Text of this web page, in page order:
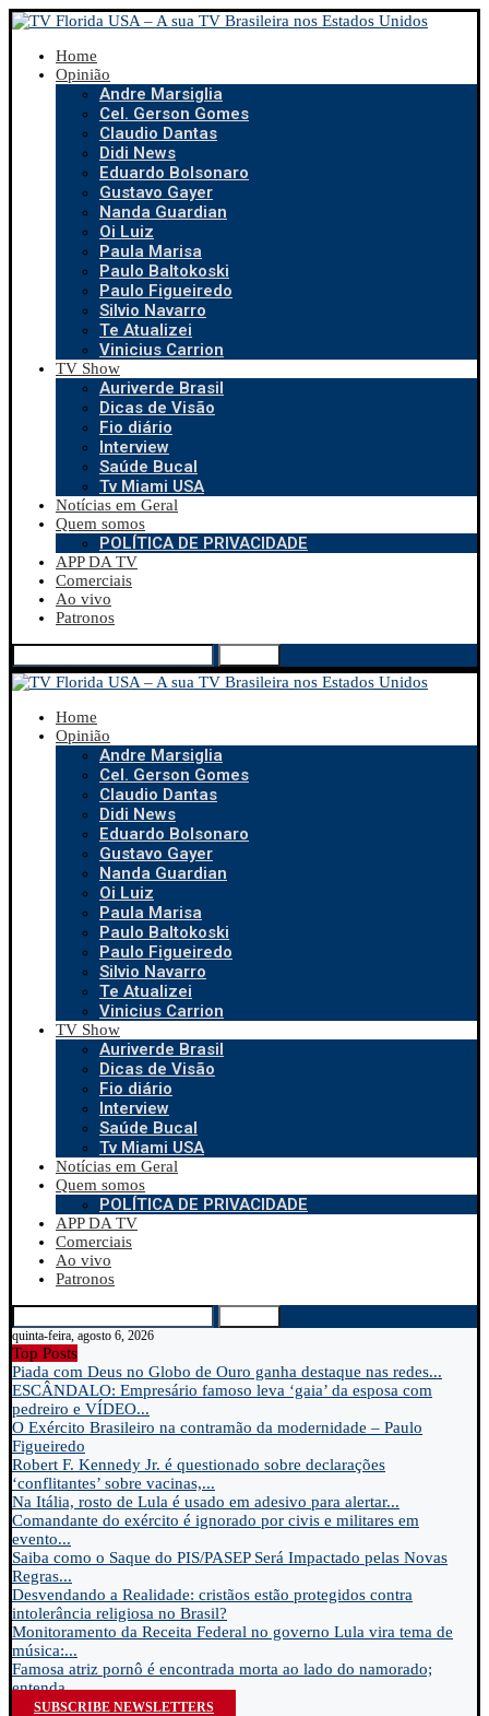
Home
Opinião
Andre Marsiglia
Cel. Gerson Gomes
Claudio Dantas
Didi News
Eduardo Bolsonaro
Gustavo Gayer
Nanda Guardian
Oi Luiz
Paula Marisa
Paulo Baltokoski
Paulo Figueiredo
Silvio Navarro
Te Atualizei
Vinicius Carrion
TV Show
Auriverde Brasil
Dicas de Visão
Fio diário
Interview
Saúde Bucal
Tv Miami USA
Notícias em Geral
Quem somos
POLÍTICA DE PRIVACIDADE
APP DA TV
Comerciais
Ao vivo
Patronos
Home
Opinião
Andre Marsiglia
Cel. Gerson Gomes
Claudio Dantas
Didi News
Eduardo Bolsonaro
Gustavo Gayer
Nanda Guardian
Oi Luiz
Paula Marisa
Paulo Baltokoski
Paulo Figueiredo
Silvio Navarro
Te Atualizei
Vinicius Carrion
TV Show
Auriverde Brasil
Dicas de Visão
Fio diário
Interview
Saúde Bucal
Tv Miami USA
Notícias em Geral
Quem somos
POLÍTICA DE PRIVACIDADE
APP DA TV
Comerciais
Ao vivo
Patronos
quinta-feira, agosto 6, 2026
Top Posts
Piada com Deus no Globo de Ouro ganha destaque nas redes...
ESCÂNDALO: Empresário famoso leva ‘gaia’ da esposa com
pedreiro e VÍDEO...
O Exército Brasileiro na contramão da modernidade – Paulo
Figueiredo
Robert F. Kennedy Jr. é questionado sobre declarações
‘conflitantes’ sobre vacinas,...
Na Itália, rosto de Lula é usado em adesivo para alertar...
Comandante do exército é ignorado por civis e militares em
evento...
Saiba como o Saque do PIS/PASEP Será Impactado pelas Novas
Regras...
Desvendando a Realidade: cristãos estão protegidos contra
intolerância religiosa no Brasil?
Monitoramento da Receita Federal no governo Lula vira tema de
música:...
Famosa atriz pornô é encontrada morta ao lado do namorado;
entenda...
SUBSCRIBE NEWSLETTERS